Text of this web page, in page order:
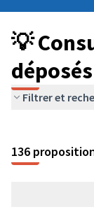
💡
déposés
Filtrer et
136